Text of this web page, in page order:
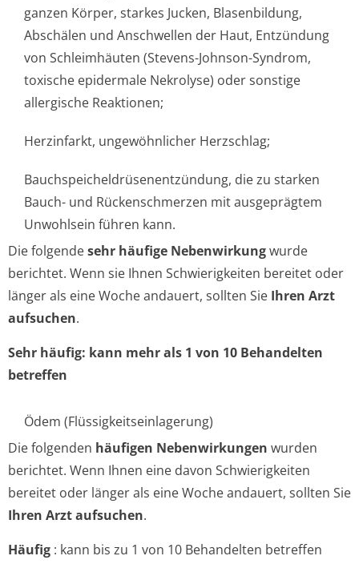
ganzen Körper, starkes Jucken, Blasenbildung,
Abschälen und Anschwellen der Haut, Entzündung
von Schleimhäuten (Stevens-Johnson-Syndrom,
toxische epidermale Nekrolyse) oder sonstige
allergische Reaktionen;
Herzinfarkt, ungewöhnlicher Herzschlag;
Bauchspeichel­drüsenentzündun­g, die zu starken
Bauch- und Rückenschmerzen mit ausgeprägtem
Unwohlsein führen kann.
Die folgendesehr häufige Nebenwirkungwurde
berichtet. Wenn sie Ihnen Schwierigkeiten bereitet oder
länger als eine Woche andauert, sollten Sie Ihren Arzt
aufsuchen.
Sehr häufig: kann mehr als 1 von 10 Behandelten
betreffen
Ödem (Flüssigkeitse­inlagerung)
Die folgenden häufigen Nebenwirkungen wurden
berichtet. Wenn Ihnen eine davon Schwierigkeiten
bereitet oder länger als eine Woche andauert, sollten Sie
Ihren Arzt aufsuchen.
Häufig : kann bis zu 1 von 10 Behandelten betreffen